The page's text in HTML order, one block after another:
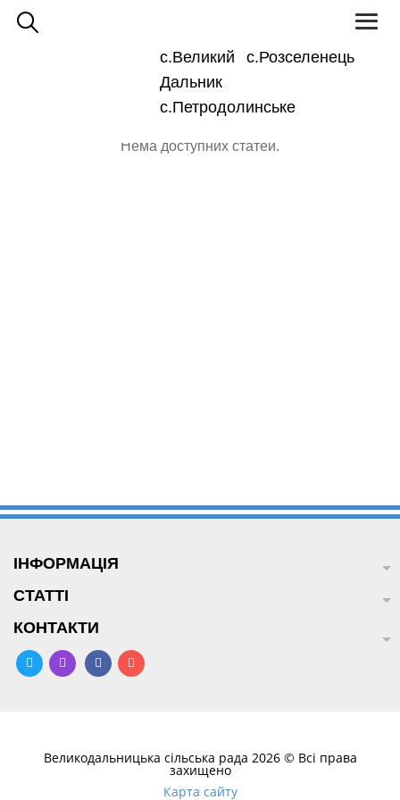
с.Великий
Дальник
с.Петродолинське
с.Розселенець
Для
Головна інформація про громаду
Нема доступних статей.
ІНФОРМАЦІЯ
СТАТТІ
КОНТАКТИ
Великодальницька сільська рада 2026 © Всі права
захищено
Карта сайту